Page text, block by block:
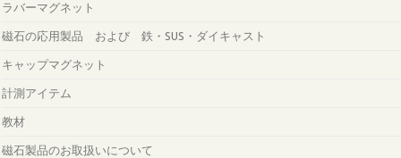
ラバーマグネット
磁石の応用製品 および 鉄・SUS・ダイキャスト
キャップマグネット
計測アイテム
教材
磁石製品のお取扱いについて